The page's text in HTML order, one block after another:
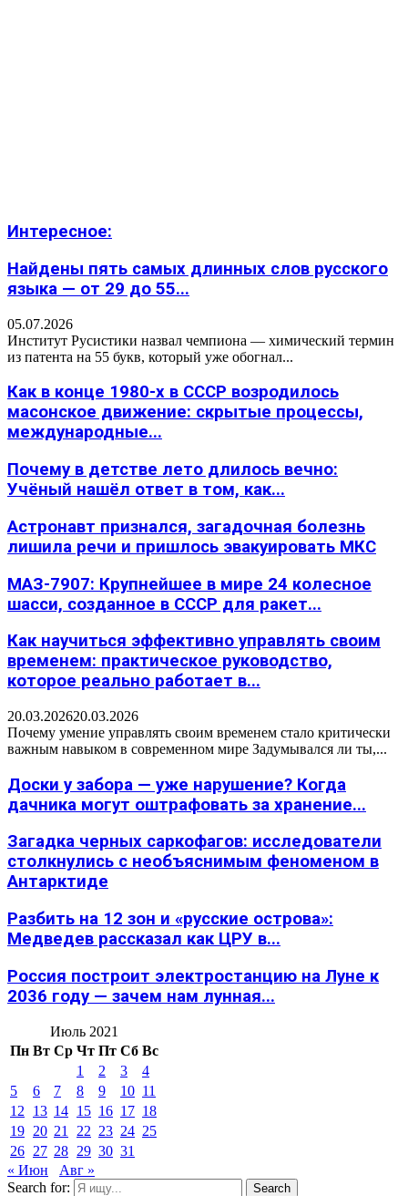
Интересное:
Найдены пять самых длинных слов русского
языка — от 29 до 55...
05.07.2026
Институт Русистики назвал чемпиона — химический термин
из патента на 55 букв, который уже обогнал...
Как в конце 1980-х в СССР возродилось
масонское движение: скрытые процессы,
международные...
Почему в детстве лето длилось вечно:
Учёный нашёл ответ в том, как...
Астронавт признался, загадочная болезнь
лишила речи и пришлось эвакуировать МКС
МАЗ-7907: Крупнейшее в мире 24 колесное
шасси, созданное в СССР для ракет...
Как научиться эффективно управлять своим
временем: практическое руководство,
которое реально работает в...
20.03.202620.03.2026
Почему умение управлять своим временем стало критически
важным навыком в современном мире Задумывался ли ты,...
Доски у забора — уже нарушение? Когда
дачника могут оштрафовать за хранение...
Загадка черных саркофагов: исследователи
столкнулись с необъяснимым феноменом в
Антарктиде
Разбить на 12 зон и «русские острова»:
Медведев рассказал как ЦРУ в...
Россия построит электростанцию на Луне к
2036 году — зачем нам лунная...
Июль 2021
Пн Вт Ср Чт Пт Сб Вс
1
2 3
4
5
6 7 8 9 10 11
12
13 14 15 16 17 18
19 20 21 22 23 24 25
26 27 28 29 30 31
« Июн
Авг »
Search for:
Search